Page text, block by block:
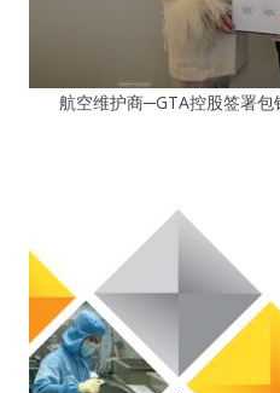
航空维护商─GTA控股签署